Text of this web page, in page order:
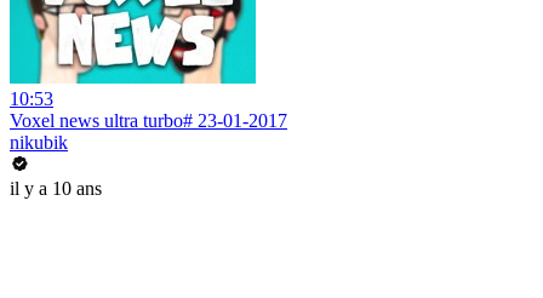
10:53
Voxel news ultra turbo# 23-01-2017
nikubik
il y a 10 ans